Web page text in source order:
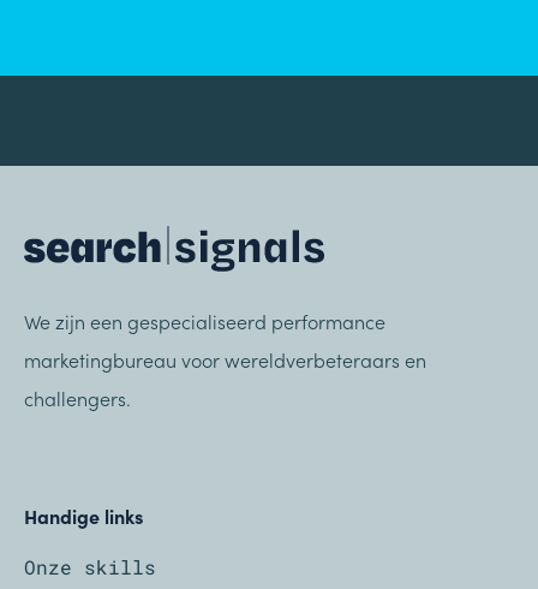
We zijn een gespecialiseerd performance
marketingbureau voor wereldverbeteraars en
challengers.
Handige links
Onze skills